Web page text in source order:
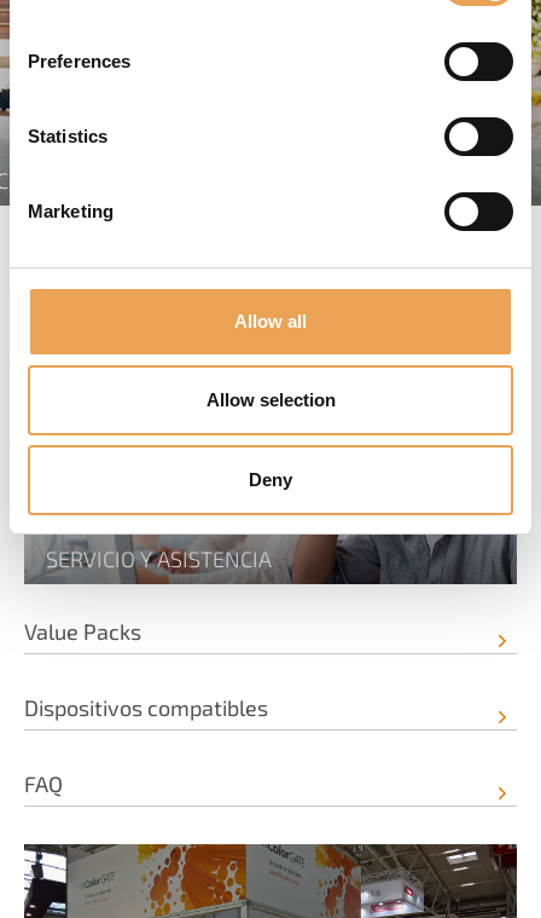
Preferences
Statistics
Marketing
Allow all
Allow selection
Deny
SERVICIO E INFORMACIÓN
SERVICIO Y ASISTENCIA
Value Packs
Dispositivos compatibles
FAQ